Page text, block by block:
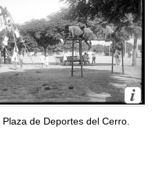
Plaza de Deportes del Cerro.